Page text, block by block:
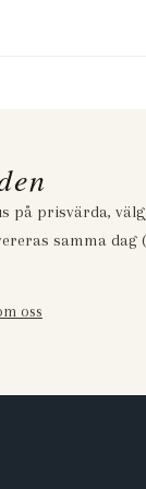
på prisvärda,
samma dag
oss